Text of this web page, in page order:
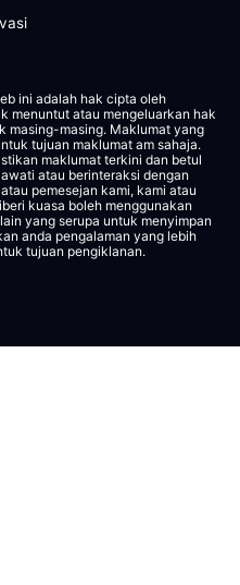
ini adalah hak cipta oleh
menuntut atau mengeluarkan hak
masing-masing. Maklumat yang
tujuan maklumat am sahaja.
maklumat terkini dan betul
atau berinteraksi dengan
pemesejan kami, kami atau
kuasa boleh menggunakan
yang serupa untuk menyimpan
anda pengalaman yang lebih
tujuan pengiklanan.